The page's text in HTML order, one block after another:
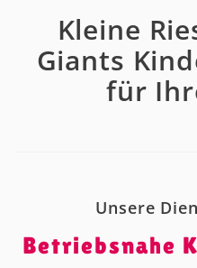
Kleine
Giants
für
Unsere
Betriebsnahe